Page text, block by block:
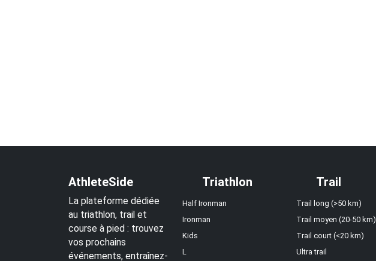
AthleteSide
La plateforme dédiée
au triathlon, trail et
course à pied : trouvez
vos prochains
événements, entraînez-
Triathlon
Half Ironman
Ironman
Kids
L
Trail
Trail long (>50 km)
Trail moyen (20-50 km)
Trail court (<20 km)
Ultra trail